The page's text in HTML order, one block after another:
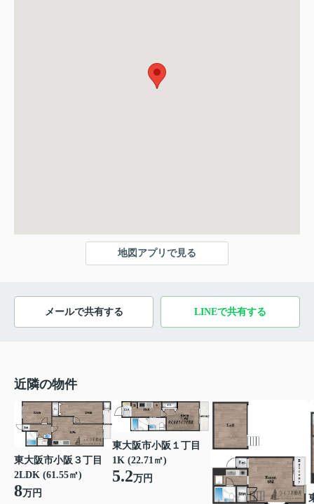
地図アプリで見る
メールで共有する LINEで共有する
近隣の物件
東大阪市小阪３丁目
2LDK (61.55㎡)
8万円
東大阪市小阪１丁目
1K (22.71㎡)
5.2万円